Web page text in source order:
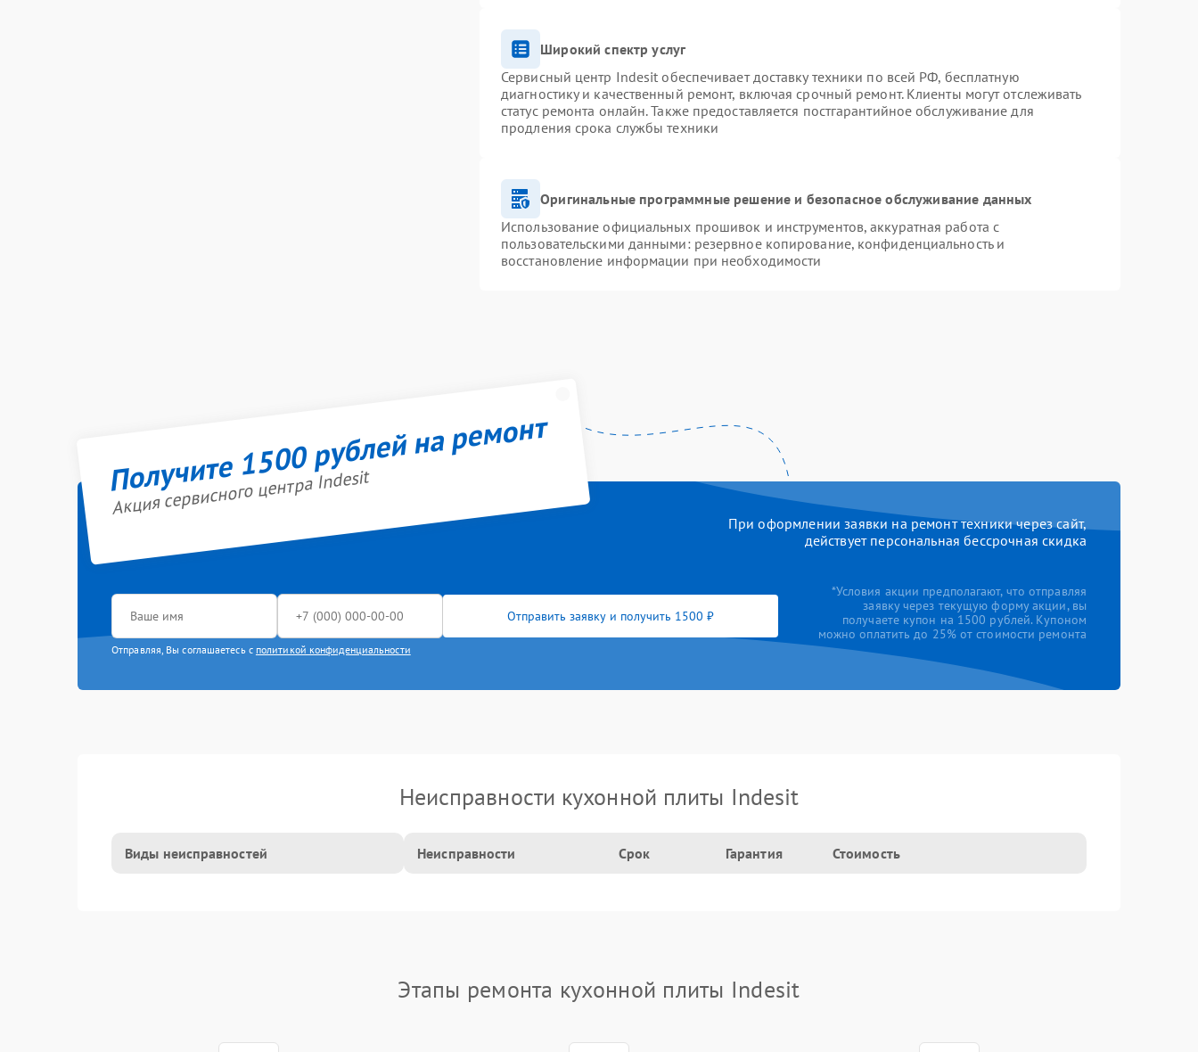
Широкий спектр услуг
Сервисный центр Indesit обеспечивает доставку техники по всей РФ, бесплатную
диагностику и качественный ремонт, включая срочный ремонт. Клиенты могут отслеживать
статус ремонта онлайн. Также предоставляется постгарантийное обслуживание для
продления срока службы техники
Оригинальные программные решение и безопасное обслуживание данных
Использование официальных прошивок и инструментов, аккуратная работа с
пользовательскими данными: резервное копирование, конфиденциальность и
восстановление информации при необходимости
Получите 1500 рублей на ремонт
Акция сервисного центра Indesit
При оформлении заявки на ремонт техники через сайт,
действует персональная бессрочная скидка
Отправить заявку и получить 1500 ₽
Отправляя, Вы соглашаетесь с политикой конфиденциальности
*Условия акции предполагают, что отправляя
заявку через текущую форму акции, вы
получаете купон на 1500 рублей. Купоном
можно оплатить до 25% от стоимости ремонта
Неисправности кухонной плиты Indesit
Виды неисправностей Неисправности Срок Гарантия Стоимость
Этапы ремонта кухонной плиты Indesit